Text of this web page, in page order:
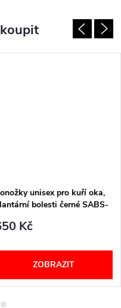
unisex pro kuří oka,
bolesti černé SABS-
Kč
ZOBRAZIT